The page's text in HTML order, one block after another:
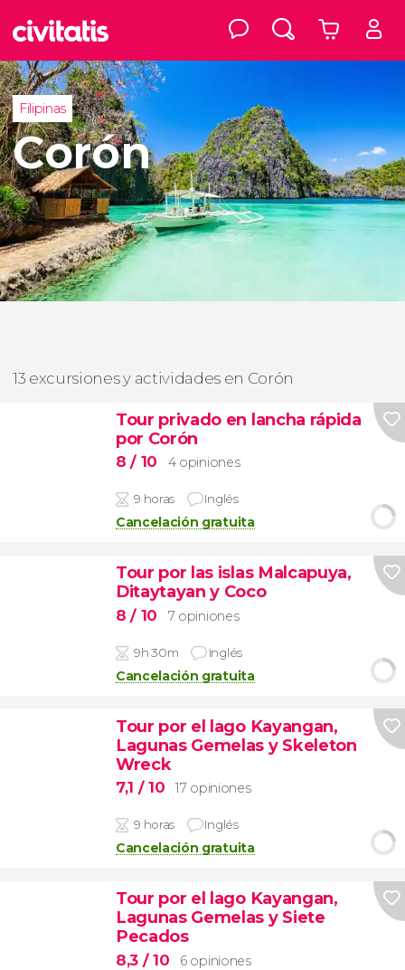
Filipinas
Corón
13 excursiones y actividades en Corón
Tour privado en lancha rápida
por Corón
8/ 10 4 opiniones
9 horas Inglés
Cancelación gratuita
Tour por las islas Malcapuya,
Ditaytayan y Coco
8/ 10 7 opiniones
9h 30m Inglés
Cancelación gratuita
Tour por el lago Kayangan,
Lagunas Gemelas y Skeleton
Wreck
7,1 / 10 17 opiniones
9 horas Inglés
Cancelación gratuita
Tour por el lago Kayangan,
Lagunas Gemelas y Siete
Pecados
8,3 / 10 6 opiniones